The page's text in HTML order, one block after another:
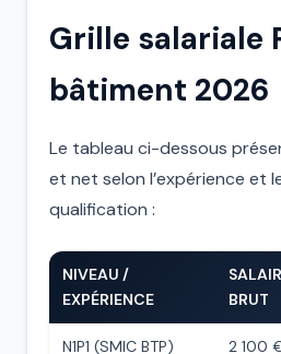
Grille salariale
bâtiment 2026
Le tableau ci-dessous
et net selon l’expérience et
qualification :
NIVEAU /
EXPÉRIENCE
BRUT
N1P1 (SMIC BTP) 2 100